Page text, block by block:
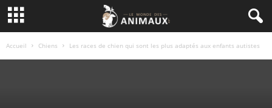
Accueil Chiens Les races de chien qui sont les plus adaptés aux enfants autistes